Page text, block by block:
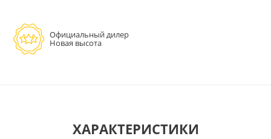
Официальный дилер
Новая высота
ХАРАКТЕРИСТИКИ